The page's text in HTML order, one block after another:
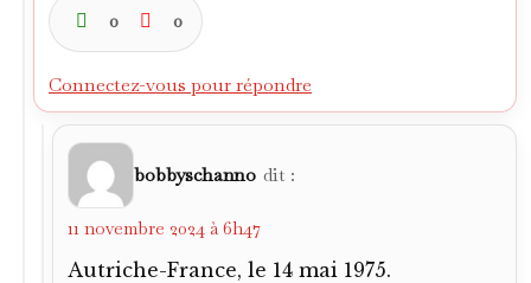
0 0
Connectez-vous pour répondre
bobbyschanno dit :
11 novembre 2024 à 6h47
Autriche-France, le 14 mai 1975.